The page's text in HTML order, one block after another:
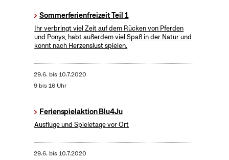
Sommerferienfreizeit Teil 1
Ihr verbringt viel Zeit auf dem Rücken von Pferden
und Ponys, habt außerdem viel Spaß in der Natur und
könnt nach Herzenslust spielen.
29.6. bis10.7.2020
9 bis 16 Uhr
Ferienspielaktion Blu4Ju
Ausflüge und Spieletage vor Ort
29.6. bis10.7.2020